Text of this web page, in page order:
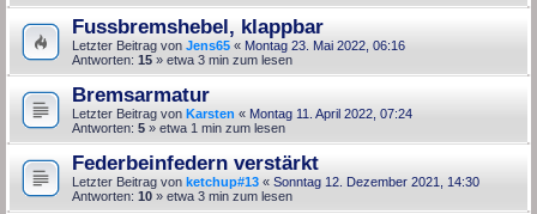
Fussbremshebel, klappbar
Letzter Beitrag von Jens65 « Montag 23. Mai 2022, 06:16
Antworten: 15 » etwa 3 min zum lesen
Bremsarmatur
Letzter Beitrag von Karsten « Montag 11. April 2022, 07:24
Antworten: 5 » etwa 1 min zum lesen
Federbeinfedern verstärkt
Letzter Beitrag von ketchup#13 « Sonntag 12. Dezember 2021, 14:30
Antworten: 10 » etwa 3 min zum lesen